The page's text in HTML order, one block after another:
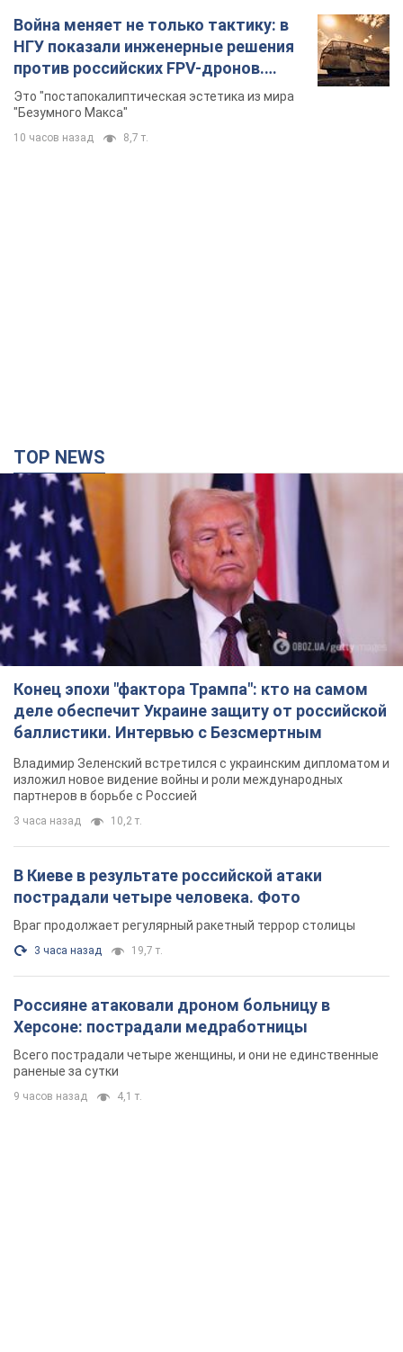
Война меняет не только тактику: в
НГУ показали инженерные решения
против российских FPV-дронов.
Фото
Это "постапокалиптическая эстетика из мира
"Безумного Макса"
10 часов назад 8,7 т.
TOP NEWS
Конец эпохи "фактора Трампа": кто на самом
деле обеспечит Украине защиту от российской
баллистики. Интервью с Безсмертным
Владимир Зеленский встретился с украинским дипломатом и
изложил новое видение войны и роли международных
партнеров в борьбе с Россией
3 часа назад 10,2 т.
В Киеве в результате российской атаки
пострадали четыре человека. Фото
Враг продолжает регулярный ракетный террор столицы
3 часа назад 19,7 т.
Россияне атаковали дроном больницу в
Херсоне: пострадали медработницы
Всего пострадали четыре женщины, и они не единственные
раненые за сутки
9 часов назад 4,1 т.